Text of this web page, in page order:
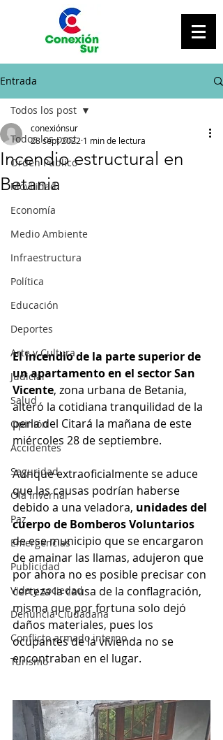
Entrada
Todos los post
Orden Público
Movilidad
Economía
Medio Ambiente
Infraestructura
Política
Educación
Deportes
Arte y Cultura
Judicial
Salud
Opinión
Accidentes
Seguridad
Ola Invernal
Paz
Emergencias
Publicidad
Vida y sociedad
Denuncia Ciudadana
Conflicto armado interno
Turismo
Todos los post
Incendio estructural en
Betania
conexiónsur
28 sept 2022 1 min de lectura
El incendio de la parte superior de
un apartamento en el sector San
Vicente, zona urbana de Betania,
alteró la cotidiana tranquilidad de la
perla del Citará la mañana de este
miércoles 28 de septiembre.
Aunque extraoficialmente se aduce
que las causas podrían haberse
debido a una veladora, unidades del
cuerpo de Bomberos Voluntarios
de ese municipio que se encargaron
de amainar las llamas, adujeron que
por ahora no es posible precisar con
certeza la causa de la conflagración,
misma que por fortuna solo dejó
daños materiales, pues los
ocupantes de la vivienda no se
encontraban en el lugar.